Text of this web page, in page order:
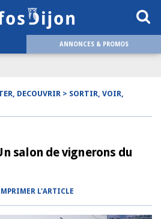
ANNONCES & PROMOS
DECOUVRIR > SORTIR, VOIR,
salon de vignerons du
L'ARTICLE